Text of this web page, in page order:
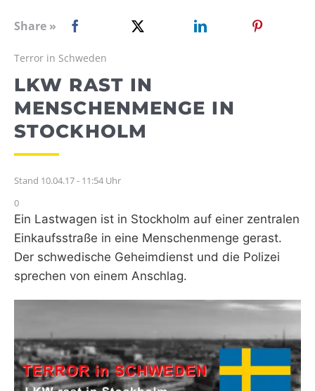
WEBRADIO
Share »
Terror in Schweden
LKW RAST IN
MENSCHENMENGE IN
STOCKHOLM
Stand 10.04.17 - 11:54 Uhr
0
Ein Lastwagen ist in Stockholm auf einer zentralen
Einkaufsstraße in eine Menschenmenge gerast.
Der schwedische Geheimdienst und die Polizei
sprechen von einem Anschlag.